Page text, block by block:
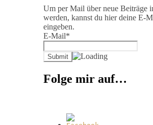
Um per Mail über neue Beiträge
werden, kannst du hier deine E-
eingeben.
E-Mail*
Folge mir auf…